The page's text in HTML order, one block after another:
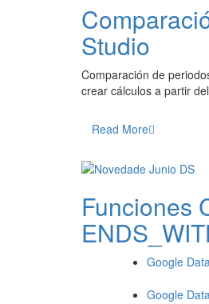
Studio
Comparación de
crear cálculos a partir
Read More
Funciones
Google
Google